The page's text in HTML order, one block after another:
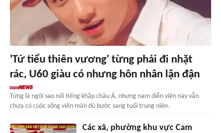
'Tứ tiểu thiên vương' từng phải đi nhặt
rác, U60 giàu có nhưng hôn nhân lận đận
Từng là ngôi sao nổi tiếng khắp châu Á, nhưng nam diễn viên này vẫn
chưa có cuộc sống viên mãn dù bước sang tuổi trung niên.
Các xã, phường khu vực Cam